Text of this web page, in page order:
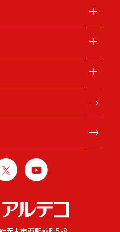
＋
＋
＋